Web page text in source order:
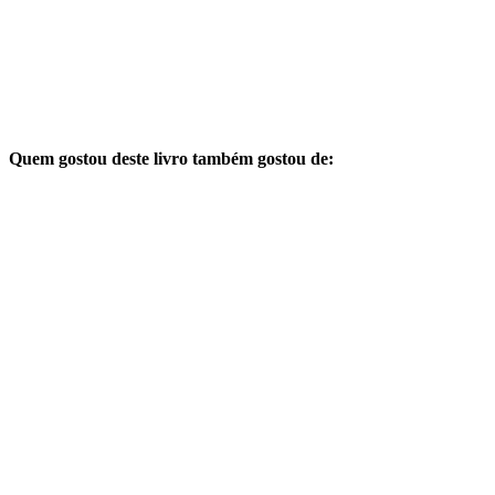
Quem gostou deste livro também gostou de: